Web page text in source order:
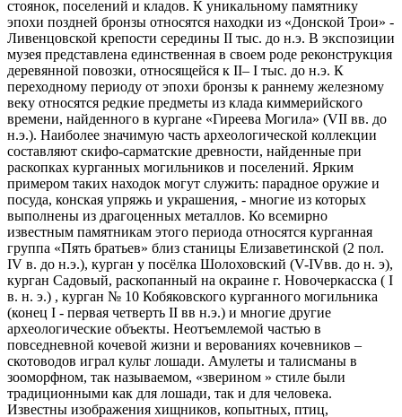
стоянок, поселений и кладов. К уникальному памятнику
эпохи поздней бронзы относятся находки из «Донской Трои» -
Ливенцовской крепости cередины II тыс. до н.э. В экспозиции
музея представлена единственная в своем роде реконструкция
деревянной повозки, относящейся к II– I тыс. до н.э. К
переходному периоду от эпохи бронзы к раннему железному
веку относятся редкие предметы из клада киммерийского
времени, найденного в кургане «Гиреева Могила» (VII вв. до
н.э.). Наиболее значимую часть археологической коллекции
составляют скифо-сарматские древности, найденные при
раскопках курганных могильников и поселений. Ярким
примером таких находок могут служить: парадное оружие и
посуда, конская упряжь и украшения, - многие из которых
выполнены из драгоценных металлов. Ко всемирно
известным памятникам этого периода относятся курганная
группа «Пять братьев» близ станицы Елизаветинской (2 пол.
IV в. до н.э.), курган у посёлка Шолоховский (V-IVвв. до н. э),
курган Садовый, раскопанный на окраине г. Новочеркасска ( I
в. н. э.) , курган № 10 Кобяковского курганного могильника
(конец I - первая четверть II вв н.э.) и многие другие
археологические объекты. Неотъемлемой частью в
повседневной кочевой жизни и верованиях кочевников –
скотоводов играл культ лошади. Амулеты и талисманы в
зооморфном, так называемом, «зверином » стиле были
традиционными как для лошади, так и для человека.
Известны изображения хищников, копытных, птиц,